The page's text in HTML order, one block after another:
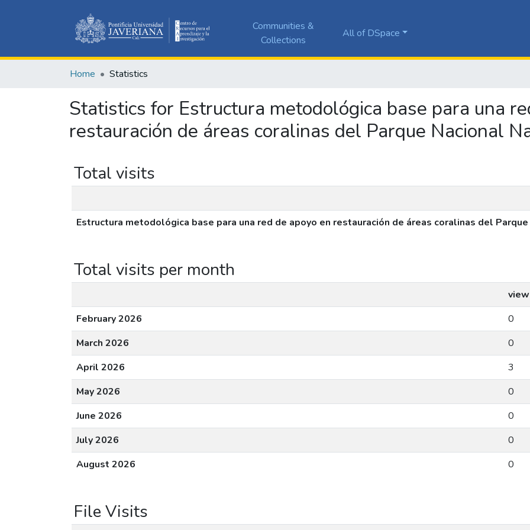
Communities &
Collections
All of DSpace
Home Statistics
Statistics for Estructura metodológica base para una
restauración de áreas coralinas del Parque Nacional
Total visits
Estructura metodológica base para una red de apoyo en restauración de áreas coralinas del
Total visits per month
February 2026
0
March 2026
0
April 2026
3
May 2026
0
June 2026
0
July 2026
0
August 2026
0
File Visits